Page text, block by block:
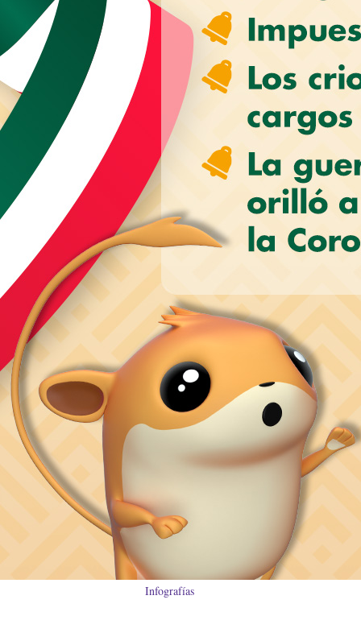
Infografías